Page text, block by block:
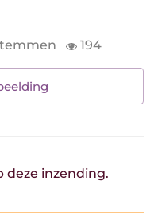
194
deze inzending.